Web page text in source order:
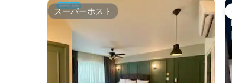
スーパーホスト
スーパーホスト